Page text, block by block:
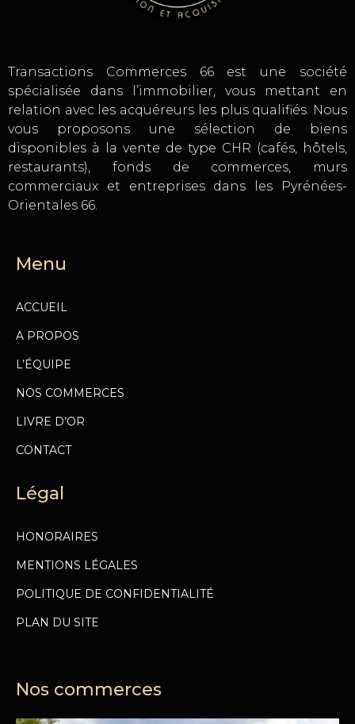
Transactions Commerces 66 est une société
spécialisée dans l’immobilier, vous mettant en
relation avec les acquéreurs les plus qualifiés. Nous
vous proposons une sélection de biens
disponibles à la vente de type CHR (cafés, hôtels,
restaurants), fonds de commerces, murs
commerciaux et entreprises dans les Pyrénées-
Orientales 66.
Menu
ACCUEIL
A PROPOS
L’ÉQUIPE
NOS COMMERCES
LIVRE D’OR
CONTACT
Légal
HONORAIRES
MENTIONS LÉGALES
POLITIQUE DE CONFIDENTIALITÉ
PLAN DU SITE
Nos commerces